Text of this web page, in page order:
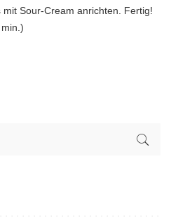
Sour-Cream anrichten. Fertig!